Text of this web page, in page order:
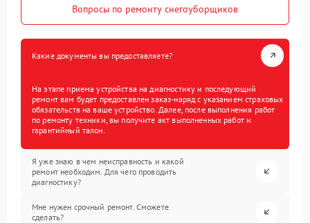
Вопросы по ремонту снегоуборщиков
Какие документы вы предоставляете?
На этапе приема устройства на диагностику и последующий
ремонт вам будет предоставлен заказ-наряд с указанием страховых
обязательств на ваше устройство. Далее, после выполнения работ
по ремонту техники, вы получите акт выполненных работ и
гарантийный талон.
Я уже знаю в чем неисправность и какой
ремонт необходим. Для чего проводить
диагностику?
Мне нужен срочный ремонт. Сможете
сделать?